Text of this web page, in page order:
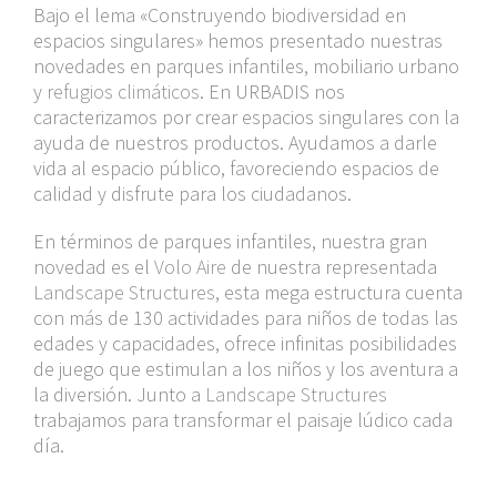
Bajo el lema «Construyendo biodiversidad en
espacios singulares» hemos presentado nuestras
novedades en parques infantiles, mobiliario urbano
y refugios climáticos. En URBADIS nos
caracterizamos por crear espacios singulares con la
ayuda de nuestros productos. Ayudamos a darle
vida al espacio público, favoreciendo espacios de
calidad y disfrute para los ciudadanos.
En términos de parques infantiles, nuestra gran
novedad es el Volo Aire de nuestra representada
Landscape Structures, esta mega estructura cuenta
con más de 130 actividades para niños de todas las
edades y capacidades, ofrece infinitas posibilidades
de juego que estimulan a los niños y los aventura a
la diversión. Junto a Landscape Structures
trabajamos para transformar el paisaje lúdico cada
día.